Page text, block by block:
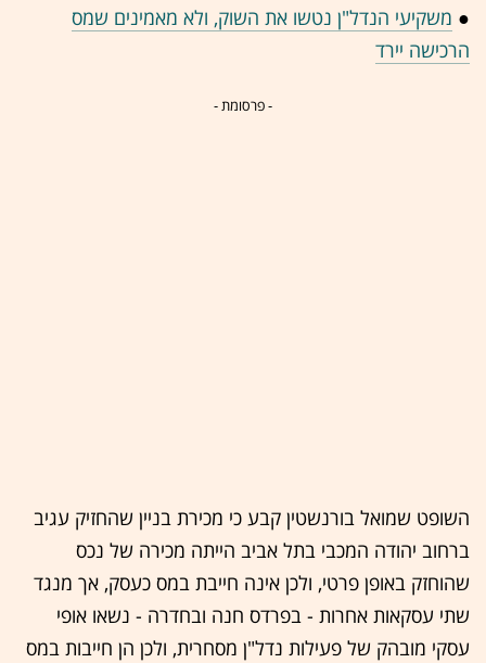
● משקיעי הנדל"ן נטשו את השוק, ולא מאמינים שמס
הרכישה יירד
- פרסומת -
השופט שמואל בורנשטין קבע כי מכירת בניין שהחזיק עגיב
ברחוב יהודה המכבי בתל אביב הייתה מכירה של נכס
שהוחזק באופן פרטי, ולכן אינה חייבת במס כעסק, אך מנגד
שתי עסקאות אחרות - בפרדס חנה ובחדרה - נשאו אופי
עסקי מובהק של פעילות נדל"ן מסחרית, ולכן הן חייבות במס